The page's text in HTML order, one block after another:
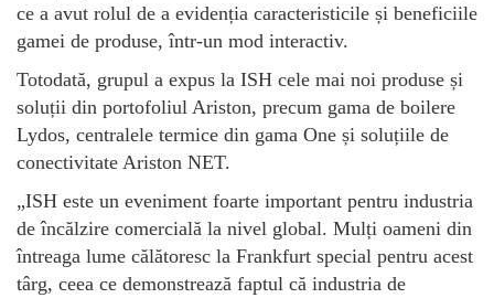
ce a avut rolul de a evidenția caracteristicile și beneficiile
gamei de produse, într-un mod interactiv.
Totodată, grupul a expus la ISH cele mai noi produse și
soluții din portofoliul Ariston, precum gama de boilere
Lydos, centralele termice din gama One și soluțiile de
conectivitate Ariston NET.
„ISH este un eveniment foarte important pentru industria
de încălzire comercială la nivel global. Mulți oameni din
întreaga lume călătoresc la Frankfurt special pentru acest
târg, ceea ce demonstrează faptul că industria de